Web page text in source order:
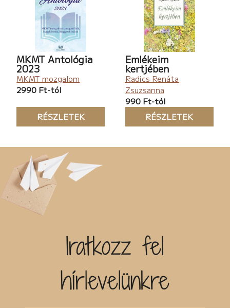
MKMT Antológia
2023
MKMT mozgalom
2990 Ft-tól
RÉSZLETEK
Emlékeim
kertjében
Radics Renáta
Zsuzsanna
990 Ft-tól
RÉSZLETEK
Iratkozz fel
hírlevelünkre